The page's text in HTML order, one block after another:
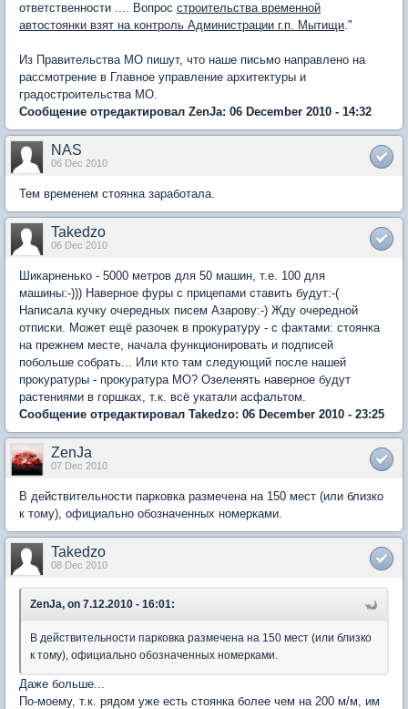
ответственности .... Вопрос строительства временной
автостоянки взят на контроль Администрации г.п. Мытищи."
Из Правительства МО пишут, что наше письмо направлено на
рассмотрение в Главное управление архитектуры и
градостроительства МО.
Сообщение отредактировал ZenJa: 06 December 2010 - 14:32
NAS
06 Dec 2010
Тем временем стоянка заработала.
Takedzo
06 Dec 2010
Шикарненько - 5000 метров для 50 машин, т.е. 100 для
машины:-))) Наверное фуры с прицепами ставить будут:-(
Написала кучку очередных писем Азарову:-) Жду очередной
отписки. Может ещё разочек в прокуратуру - с фактами: стоянка
на прежнем месте, начала функционировать и подписей
побольше собрать... Или кто там следующий после нашей
прокуратуры - прокуратура МО? Озеленять наверное будут
растениями в горшках, т.к. всё укатали асфальтом.
Сообщение отредактировал Takedzo: 06 December 2010 - 23:25
ZenJa
07 Dec 2010
В действительности парковка размечена на 150 мест (или близко
к тому), официально обозначенных номерками.
Takedzo
08 Dec 2010
ZenJa, on 7.12.2010 - 16:01:
В действительности парковка размечена на 150 мест (или близко
к тому), официально обозначенных номерками.
Даже больше...
По-моему, т.к. рядом уже есть стоянка более чем на 200 м/м, им